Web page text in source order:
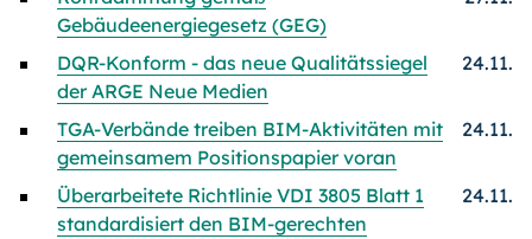
Gebäudeenergiegesetz (GEG)
DQR-Konform - das neue Qualitätssiegel
der ARGE Neue Medien
24.11.
TGA-Verbände treiben BIM-Aktivitäten mit
gemeinsamem Positionspapier voran
24.11.
Überarbeitete Richtlinie VDI 3805 Blatt 1
standardisiert den BIM-gerechten
24.11.